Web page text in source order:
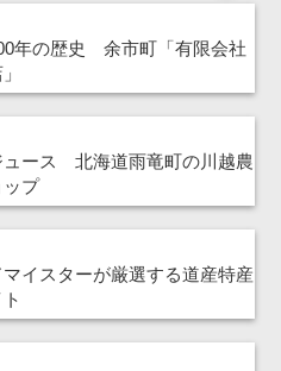
年の歴史 余市町「有限会社
」
ュース 北海道雨竜町の川越農
プ
イスターが厳選する道産特産